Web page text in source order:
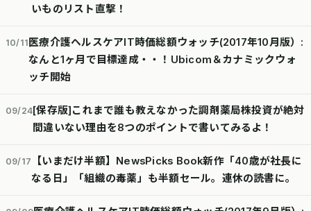
いものリスト直撃！
10/11医療介護ヘルスケアIT時価総額ウォッチ(2017年10月版）:
なんと1ヶ月で目標達成・・！Ubicom＆カナミックウォ
ッチ開始
09/24[保存版]これまで誰も教えなかった調剤薬局株投資が絶対
間違いない理由を8つのポイントで書いてみるよ！
09/17
【いまだけ半額】NewsPicks Book新作「40歳が社長に
なる日」「組織の毒薬」も半額セール。連休の読書に。